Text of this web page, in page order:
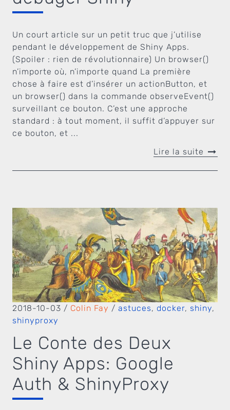
Un court article sur un petit truc que j’utilise
pendant le développement de Shiny Apps.
(Spoiler : rien de révolutionnaire) Un browser()
n’importe où, n’importe quand La première
chose à faire est d’insérer un actionButton, et
un browser() dans la commande observeEvent()
surveillant ce bouton. C’est une approche
standard : à tout moment, il suffit d’appuyer sur
ce bouton, et ...
Lire la suite
2018-10-03 / Colin Fay / astuces, docker, shiny,
shinyproxy
Le Conte des Deux
Shiny Apps: Google
Auth & ShinyProxy